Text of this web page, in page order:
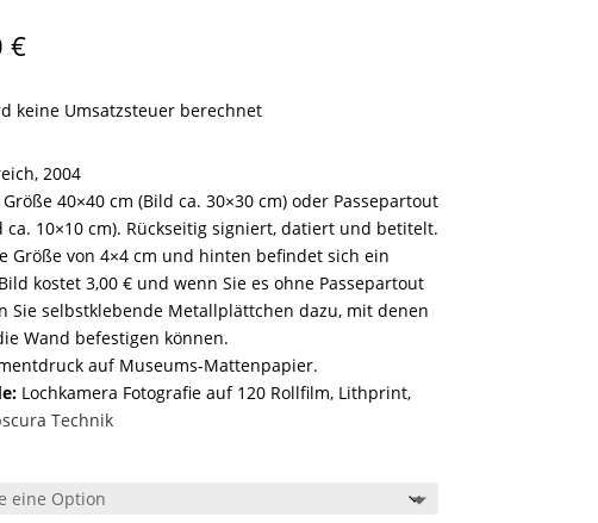
€Preisspanne:
bis
99,00 €
keine Umsatzsteuer berechnet
2004
40×40 cm (Bild ca. 30×30 cm) oder Passepartout
ca. 10×10 cm). Rückseitig signiert, datiert und betitelt.
Größe von 4×4 cm und hinten befindet sich ein
kostet 3,00 € und wenn Sie es ohne Passepartout
Sie selbstklebende Metallplättchen dazu, mit denen
Wand befestigen können.
auf Museums-Mattenpapier.
Lochkamera Fotografie auf 120 Rollfilm, Lithprint,
Technik